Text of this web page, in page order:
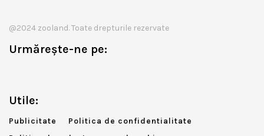
@2024 zooland. Toate drepturile rezervate
Urmărește-ne pe:
Utile:
Publicitate
Politica de confidentialitate